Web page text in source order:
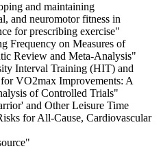
and maintaining
and neuromotor fitness in
for prescribing exercise"
Frequency on Measures of
Review and Meta-Analysis"
Interval Training (HIT) and
VO2max Improvements: A
of Controlled Trials"
and Other Leisure Time
for All-Cause, Cardiovascular